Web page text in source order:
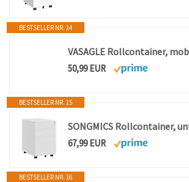
BESTSELLER NR. 14
50,99 EUR
BESTSELLER NR. 15
67,99 EUR
BESTSELLER NR. 16